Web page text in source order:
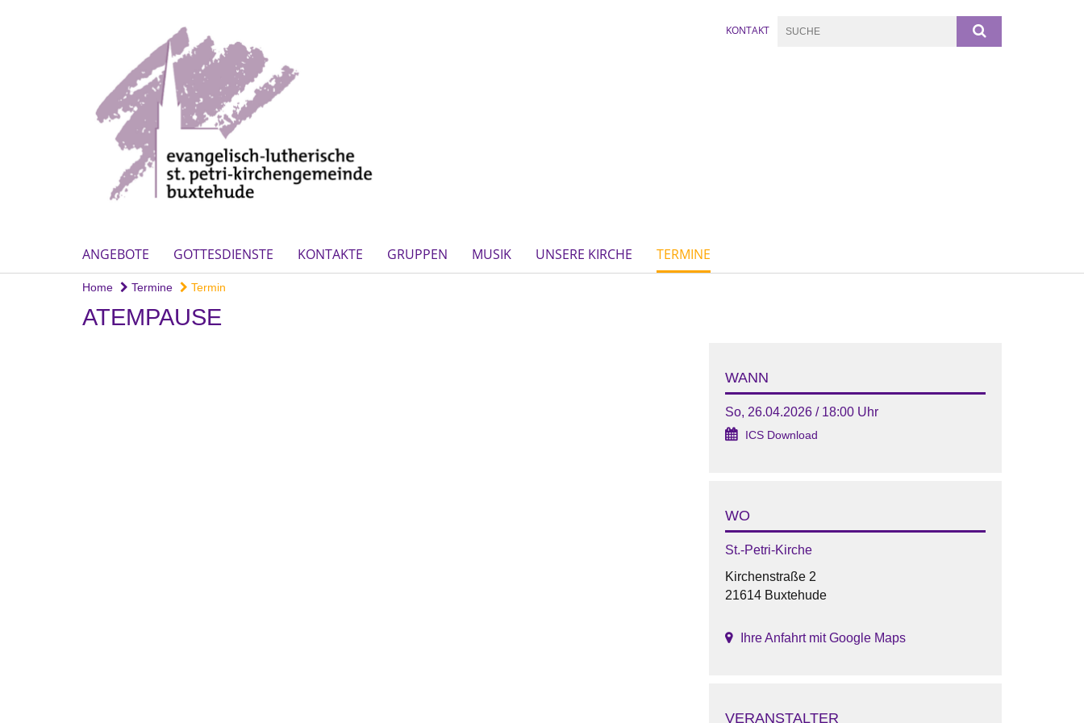
KONTAKT
ANGEBOTE GOTTESDIENSTE KONTAKTE GRUPPEN MUSIK UNSERE KIRCHE TERMINE
Home Termine Termin
ATEMPAUSE
WANN
So, 26.04.2026 / 18:00 Uhr
ICS Download
WO
St.-Petri-Kirche
Kirchenstraße 2
21614 Buxtehude
Ihre Anfahrt mit Google Maps
VERANSTALTER